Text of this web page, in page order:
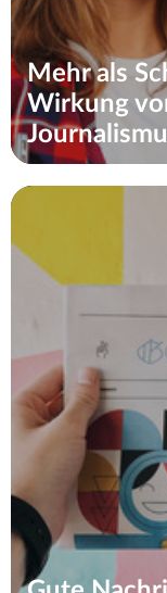
Mehr als
Wirkung